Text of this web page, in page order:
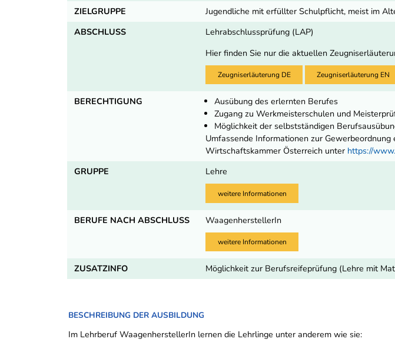
ZIELGRUPPE
Jugendliche mit erfüllter Schulpflicht, meist im
ABSCHLUSS
Lehrabschlussprüfung (LAP)
Hier finden Sie nur die aktuellen
Zeugniserläuterung DE Zeugniserläuterung EN
BERECHTIGUNG
Ausübung des erlernten Berufes
Zugang zu Werkmeisterschulen und
Möglichkeit der selbstständigen
Umfassende Informationen zur
Wirtschaftskammer Österreich unter https://
GRUPPE
Lehre
weitere Informationen
BERUFE NACH ABSCHLUSS WaagenherstellerIn
weitere Informationen
ZUSATZINFO Möglichkeit zur Berufsreifeprüfung (Lehre mit
BESCHREIBUNG DER AUSBILDUNG
Im Lehrberuf WaagenherstellerIn lernen die Lehrlinge unter anderem wie sie: